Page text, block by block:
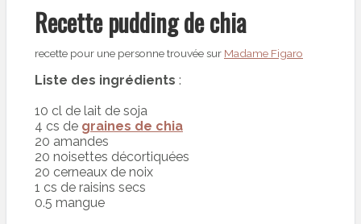
Recette pudding de chia
recette pour une personne trouvée sur Madame Figaro
Liste des ingrédients :
10 cl de lait de soja
4 cs de graines de chia
20 amandes
20 noisettes décortiquées
20 cerneaux de noix
1 cs de raisins secs
0.5 mangue